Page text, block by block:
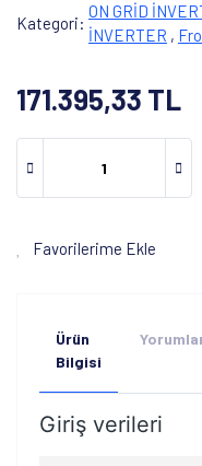
Kategori
ON GRİD
İNVERTER ,
171.395,33 TL
Favorilerime Ekle
Ürün
Bilgisi
Giriş verileri